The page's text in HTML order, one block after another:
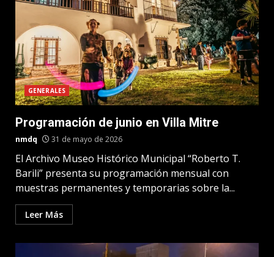
GENERALES
Programación de junio en Villa Mitre
nmdq 31 de mayo de 2026
El Archivo Museo Histórico Municipal “Roberto T.
Barili” presenta su programación mensual con
muestras permanentes y temporarias sobre la...
Leer Más